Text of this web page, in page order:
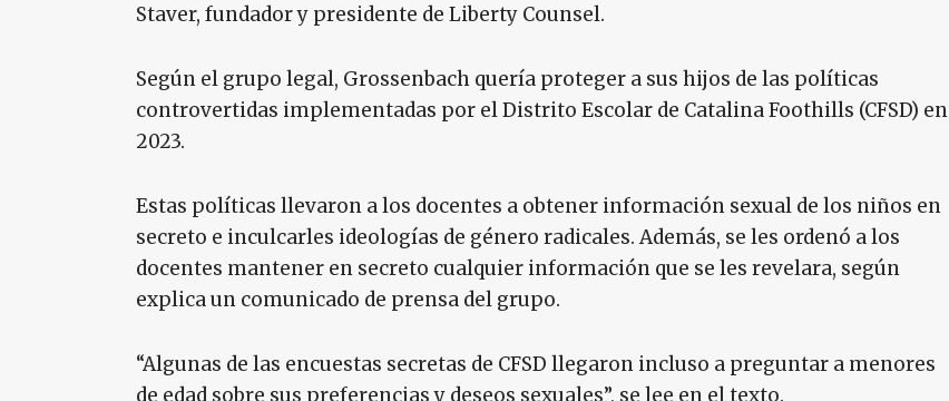
Staver, fundador y presidente de Liberty Counsel.
Según el grupo legal, Grossenbach quería proteger a sus hijos de las políticas
controvertidas implementadas por el Distrito Escolar de Catalina Foothills (CFSD) en
2023.
Estas políticas llevaron a los docentes a obtener información sexual de los niños en
secreto e inculcarles ideologías de género radicales. Además, se les ordenó a los
docentes mantener en secreto cualquier información que se les revelara, según
explica un comunicado de prensa del grupo.
“Algunas de las encuestas secretas de CFSD llegaron incluso a preguntar a menores
de edad sobre sus preferencias y deseos sexuales”, se lee en el texto.